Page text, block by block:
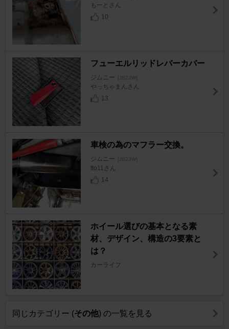
もーとさん
10
フューエルリッドレバーカバー
ジムニー [JB23W]
やっちゃまんさん
13
車検の為のマフラー交換。
ジムニー [JB23W]
tto11さん
14
ホイール選びの基本となる素
材、デザイン、構造の3要素と
は？
カーライフ
同じカテゴリー (その他) の一覧を見る